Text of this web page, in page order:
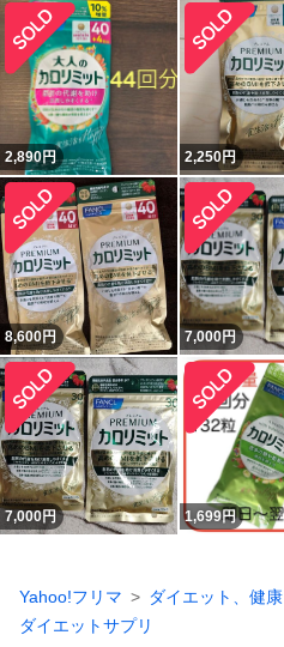
2,890円 2,250円
8,600円 7,000円
7,000円 1,699円
Yahoo!フリマ ダイエット、健康
ダイエットサプリ